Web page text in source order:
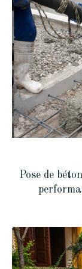
Pose de